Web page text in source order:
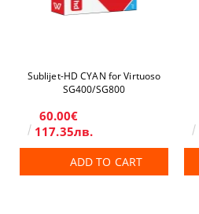
Sublijet-HD CYAN for Virtuoso
SG400/SG800
60.00€
117.35лв.
ADD TO CART